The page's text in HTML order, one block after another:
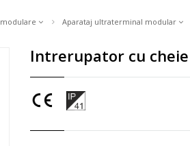
Aparataj ultraterminal modular
Intrerupator cu cheie